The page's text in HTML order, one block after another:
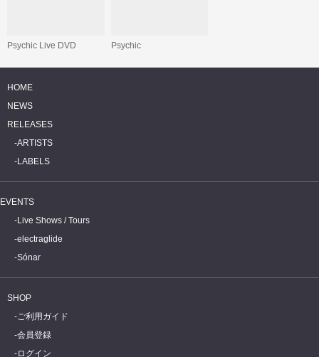
Psychic Live DVD Psychic
HOME
NEWS
RELEASES
ARTISTS
LABELS
EVENTS
Live Shows / Tours
electraglide
Sónar
SHOP
ご利用ガイド
会員登録
ログイン